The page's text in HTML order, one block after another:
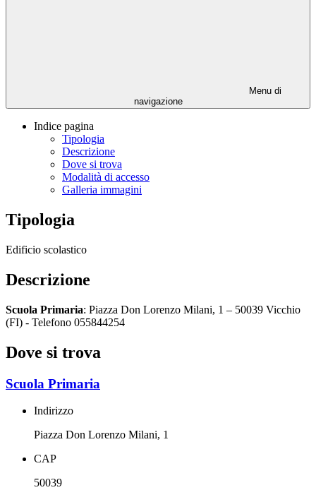
Menu di
navigazione
Indice pagina
Tipologia
Descrizione
Dove si trova
Modalità di accesso
Galleria immagini
Tipologia
Edificio scolastico
Descrizione
Scuola Primaria: Piazza Don Lorenzo Milani, 1 – 50039 Vicchio
(FI) - Telefono 055844254
Dove si trova
Scuola Primaria
Indirizzo
Piazza Don Lorenzo Milani, 1
CAP
50039